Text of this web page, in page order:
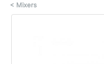
< Mixers